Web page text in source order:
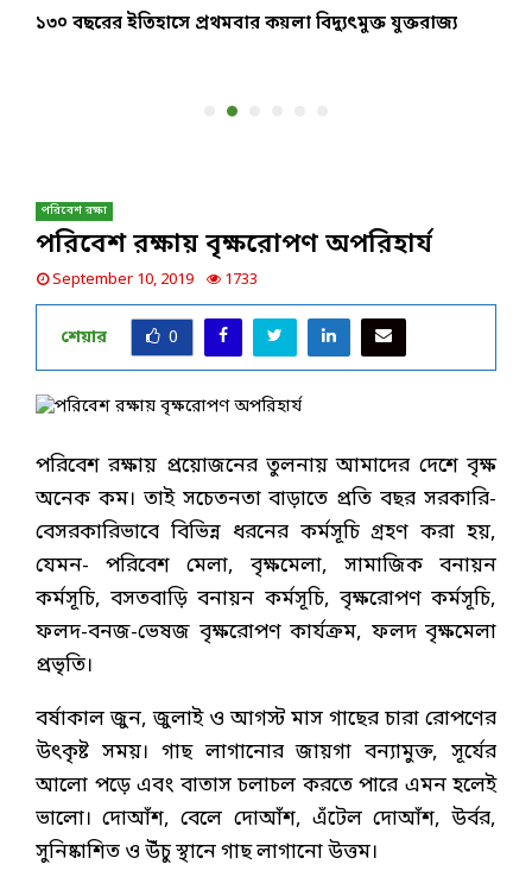
১৩০ বছরের ইতিহাসে প্রথমবার কয়লা বিদ্যুৎমুক্ত যুক্তরাজ্য
পরিবেশ রক্ষা
পরিবেশ রক্ষায় বৃক্ষরোপণ অপরিহার্য
September 10, 2019 1733
শেয়ার 0
পরিবেশ রক্ষায় প্রয়োজনের তুলনায় আমাদের দেশে বৃক্ষ
অনেক কম। তাই সচেতনতা বাড়াতে প্রতি বছর সরকারি-
বেসরকারিভাবে বিভিন্ন ধরনের কর্মসূচি গ্রহণ করা হয়,
যেমন- পরিবেশ মেলা, বৃক্ষমেলা, সামাজিক বনায়ন
কর্মসূচি, বসতবাড়ি বনায়ন কর্মসূচি, বৃক্ষরোপণ কর্মসূচি,
ফলদ-বনজ-ভেষজ বৃক্ষরোপণ কার্যক্রম, ফলদ বৃক্ষমেলা
প্রভৃতি।
বর্ষাকাল জুন, জুলাই ও আগস্ট মাস গাছের চারা রোপণের
উৎকৃষ্ট সময়। গাছ লাগানোর জায়গা বন্যামুক্ত, সূর্যের
আলো পড়ে এবং বাতাস চলাচল করতে পারে এমন হলেই
ভালো। দোআঁশ, বেলে দোআঁশ, এঁটেল দোআঁশ, উর্বর,
সুনিষ্কাশিত ও উঁচু স্থানে গাছ লাগানো উত্তম।